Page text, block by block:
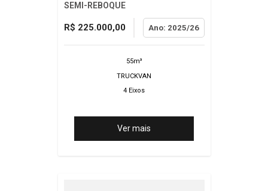
SEMI-REBOQUE
R$ 225.000,00 Ano: 2025/26
55m³
TRUCKVAN
4 Eixos
Ver mais